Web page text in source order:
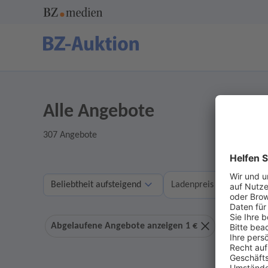
Alle Angebote
307 Angebote
Ladenpreis
Abgelaufene Angebote anzeigen 1 € Ohne